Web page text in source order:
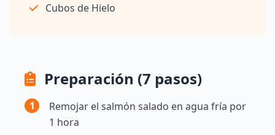
Cubos de Hielo
Preparación (7 pasos)
1
Remojar el salmón salado en agua fría por
1 hora